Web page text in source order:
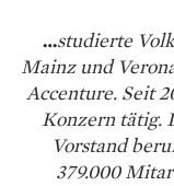
…studierte
Mainz und
Accenture. Seit
Konzern tätig.
Vorstand
379.000